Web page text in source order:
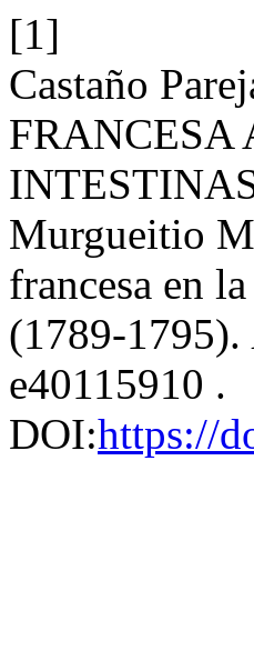
[1]
Castaño
FRANCESA
Murgueitio
francesa en
(1789-1795).
e40115910 .
DOI:https://